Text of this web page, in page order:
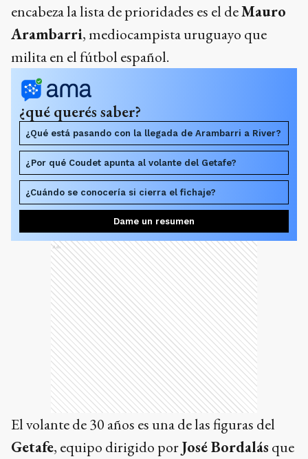
encabeza la lista de prioridades es el deMauro
Arambarri, mediocampista uruguayo que
milita en el fútbol español.
¿qué querés saber?
¿Qué está pasando con la llegada de Arambarri a River?
¿Por qué Coudet apunta al volante del Getafe?
¿Cuándo se conocería si cierra el fichaje?
Dame un resumen
Ads
El volante de 30 años es una de las figuras del
Getafe, equipo dirigido porJosé Bordalás que